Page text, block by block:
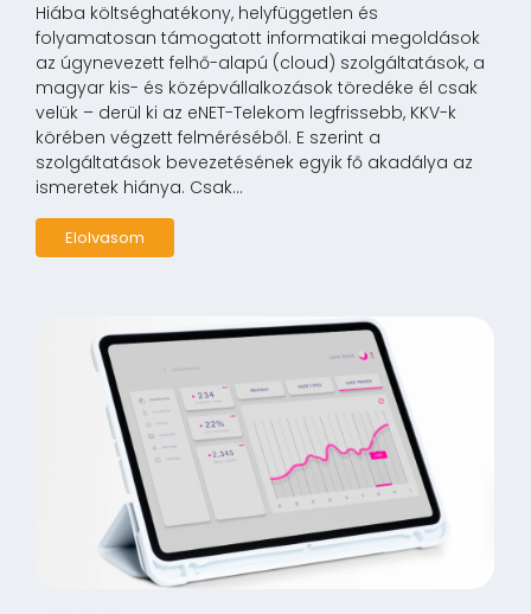
Hiába költséghatékony, helyfüggetlen és
folyamatosan támogatott informatikai megoldások
az úgynevezett felhő-alapú (cloud) szolgáltatások, a
magyar kis- és középvállalkozások töredéke él csak
velük – derül ki az eNET-Telekom legfrissebb, KKV-k
körében végzett felméréséből. E szerint a
szolgáltatások bevezetésének egyik fő akadálya az
ismeretek hiánya. Csak...
Elolvasom